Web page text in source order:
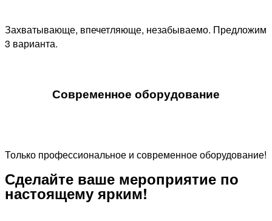
Захватывающе, впечетляюще, незабываемо. Предложим
3 варианта.
Современное оборудование
Только профессиональное и современное оборудование!
Сделайте ваше мероприятие по
настоящему ярким!​